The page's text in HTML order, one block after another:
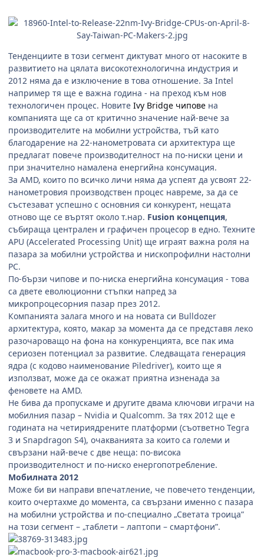
Тенденциите в този сегмент диктуват много от насоките в
развитието на цялата високотехнологична индустрия и
2012 няма да е изключение в това отношение. За Intel
например тя ще е важна година - на преход към нов
технологичен процес. Новите Ivy Bridge чипове на
компанията ще са от критично значение най-вече за
производителите на мобилни устройства, тъй като
благодарение на 22-нанометровата си архитектура ще
предлагат повече производителност на по-ниски цени и
при значително намалена енергийна консумация.
За AMD, които по всичко личи няма да успеят да усвоят 22-
нанометровия производствен процес навреме, за да се
състезават успешно с основния си конкурент, нещата
отново ще се въртят около т.нар. Fusion концепция,
събираща централен и графичен процесор в едно. Техните
APU (Accelerated Processing Unit) ще играят важна роля на
пазара за мобилни устройства и нископрофилни настолни
РС.
По-бързи чипове и по-ниска енергийна консумация - това
са двете еволюционни стъпки напред за
микропроцесорния пазар през 2012.
Компанията залага много и на новата си Bulldozer
архитектура, която, макар за момента да се представя леко
разочароващо на фона на конкуренцията, все пак има
сериозен потенциал за развитие. Следващата генерация
ядра (с кодово наименование Piledriver), които ще я
използват, може да се окажат приятна изненада за
феновете на AMD.
Не бива да пропускаме и другите двама ключови играчи на
мобилния пазар – Nvidia и Qualcomm. За тях 2012 ще е
годината на четириядрените платформи (съответно Tegra
3 и Snapdragon S4), очакванията за които са големи и
свързани най-вече с две неща: по-висока
производителност и по-ниско енергопотребление.
Мобилната 2012
Може би ви направи впечатление, че повечето тенденции,
които очертахме до момента, са свързани именно с пазара
на мобилни устройства и по-специално „Светата троица”
на този сегмент – „таблети – лаптопи – смартфони”.